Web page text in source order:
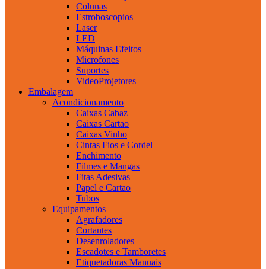
Colunas
Estroboscopios
Laser
LED
Máquinas Efeitos
Microfones
Suportes
VideoProjetores
Embalagem
Acondicionamento
Caixas Cabaz
Caixas Cartao
Caixas Vinho
Cintas Fios e Cordel
Enchimento
Filmes e Mangas
Fitas Adesivas
Papel e Cartao
Tubos
Equipamentos
Agrafadores
Cortantes
Desenroladores
Escadotes e Tamboretes
Etiquetadoras Manuais